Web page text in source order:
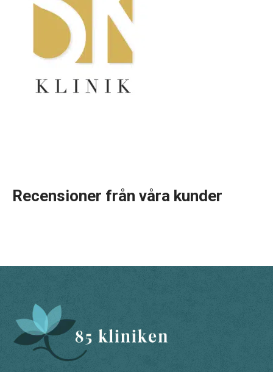
Recensioner från våra kunder